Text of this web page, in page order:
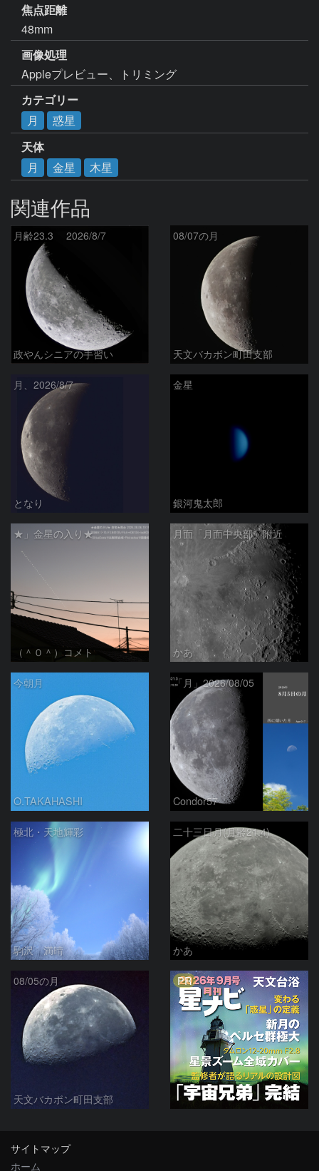
焦点距離
48mm
画像処理
Appleプレビュー、トリミング
カテゴリー
月
惑星
天体
月
金星 木星
関連作品
月齢23.3 2026/8/7
政やんシニアの手習い
08/07の月
天文バカボン町田支部
月、2026/8/7
となり
金星
銀河鬼太郎
★」金星の入り★
（＾０＾）コメト
月面「月面中央部」附近
かあ
今朝月
O.TAKAHASHI
「月」2026/08/05
Condor57
極北・天地輝彩
駒沢 満晴
二十三日月(月齢21.4)
かあ
08/05の月
天文バカボン町田支部
PR
サイトマップ
ホーム